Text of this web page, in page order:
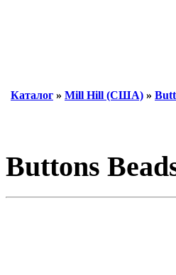
Каталог » Mill Hill (США) »
Buttons